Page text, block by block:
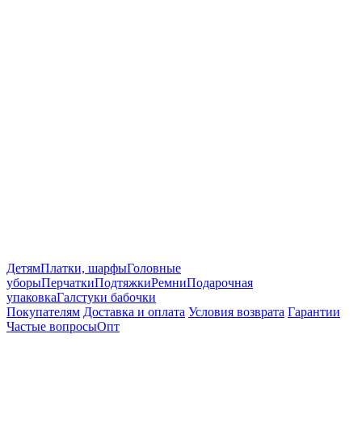
ДетямПлатки, шарфыГоловные
уборыПерчаткиПодтяжкиРемниПодарочная
упаковкаГалстуки бабочки
Покупателям Доставка и оплата Условия возврата Гарантии
Частые вопросыОпт